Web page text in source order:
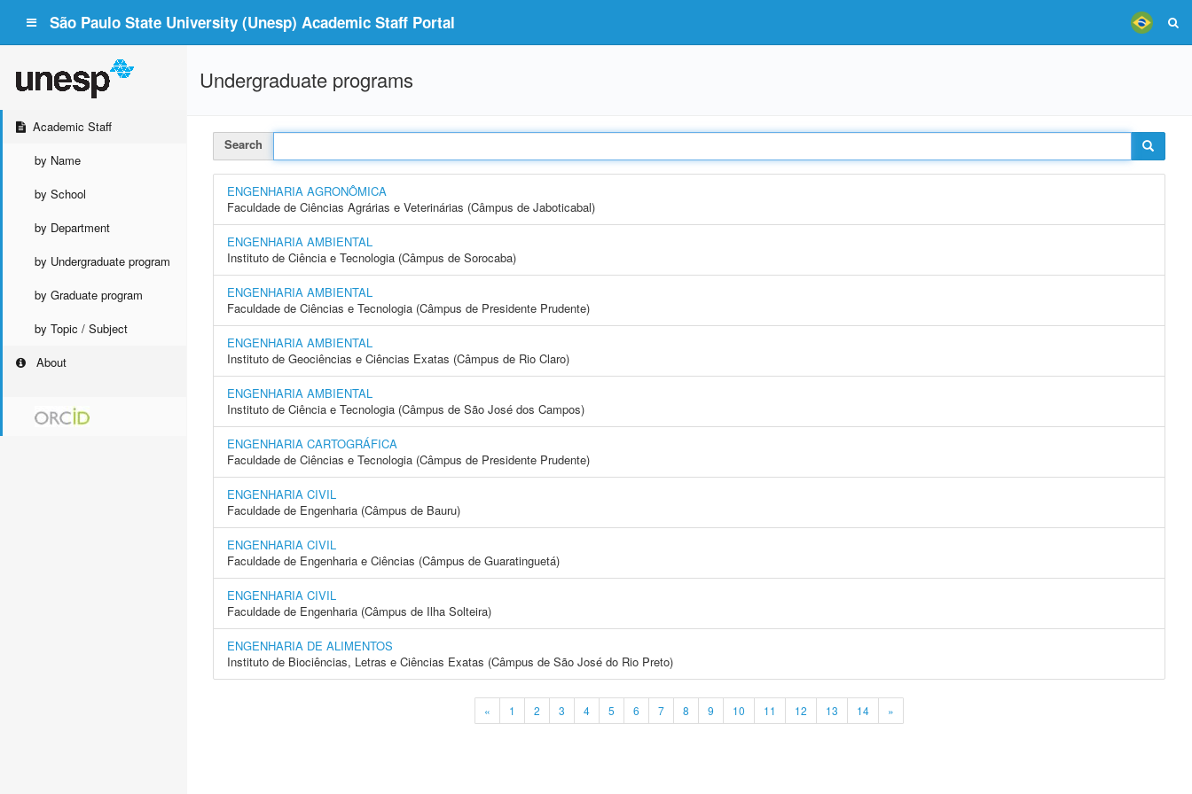
São Paulo State University (Unesp) Academic Staff Portal
Academic Staff
by Name
by School
by Department
by Undergraduate program
by Graduate program
by Topic / Subject
About
Undergraduate programs
Search
ENGENHARIA AGRONÔMICA
Faculdade de Ciências Agrárias e Veterinárias (Câmpus de Jaboticabal)
ENGENHARIA AMBIENTAL
Instituto de Ciência e Tecnologia (Câmpus de Sorocaba)
ENGENHARIA AMBIENTAL
Faculdade de Ciências e Tecnologia (Câmpus de Presidente Prudente)
ENGENHARIA AMBIENTAL
Instituto de Geociências e Ciências Exatas (Câmpus de Rio Claro)
ENGENHARIA AMBIENTAL
Instituto de Ciência e Tecnologia (Câmpus de São José dos Campos)
ENGENHARIA CARTOGRÁFICA
Faculdade de Ciências e Tecnologia (Câmpus de Presidente Prudente)
ENGENHARIA CIVIL
Faculdade de Engenharia (Câmpus de Bauru)
ENGENHARIA CIVIL
Faculdade de Engenharia e Ciências (Câmpus de Guaratinguetá)
ENGENHARIA CIVIL
Faculdade de Engenharia (Câmpus de Ilha Solteira)
ENGENHARIA DE ALIMENTOS
Instituto de Biociências, Letras e Ciências Exatas (Câmpus de São José do Rio Preto)
« 1 2 3 4 5 6 7 8 9 10 11 12 13 14 »